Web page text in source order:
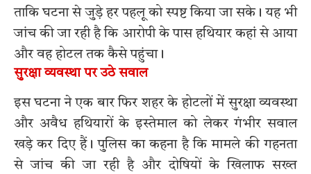
ताकि घटना से जुड़े हर पहलू को स्पष्ट किया जा सके। यह भी
जांच की जा रही है कि आरोपी के पास हथियार कहां से आया
और वह होटल तक कैसे पहुंचा।
सुरक्षा व्यवस्था पर उठे सवाल
इस घटना ने एक बार फिर शहर के होटलों में सुरक्षा व्यवस्था
और अवैध हथियारों के इस्तेमाल को लेकर गंभीर सवाल
खड़े कर दिए हैं। पुलिस का कहना है कि मामले की गहनता
से जांच की जा रही है और दोषियों के खिलाफ सख्त